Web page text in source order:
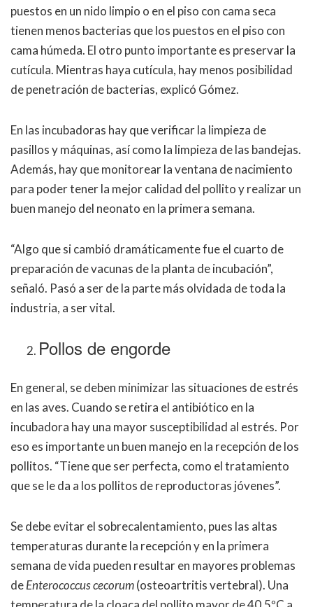
puestos en un nido limpio o en el piso con cama seca
tienen menos bacterias que los puestos en el piso con
cama húmeda. El otro punto importante es preservar la
cutícula. Mientras haya cutícula, hay menos posibilidad
de penetración de bacterias, explicó Gómez.
En las incubadoras hay que verificar la limpieza de
pasillos y máquinas, así como la limpieza de las bandejas.
Además, hay que monitorear la ventana de nacimiento
para poder tener la mejor calidad del pollito y realizar un
buen manejo del neonato en la primera semana.
“Algo que si cambió dramáticamente fue el cuarto de
preparación de vacunas de la planta de incubación”,
señaló. Pasó a ser de la parte más olvidada de toda la
industria, a ser vital.
Pollos de engorde
En general, se deben minimizar las situaciones de estrés
en las aves. Cuando se retira el antibiótico en la
incubadora hay una mayor susceptibilidad al estrés. Por
eso es importante un buen manejo en la recepción de los
pollitos. “Tiene que ser perfecta, como el tratamiento
que se le da a los pollitos de reproductoras jóvenes”.
Se debe evitar el sobrecalentamiento, pues las altas
temperaturas durante la recepción y en la primera
semana de vida pueden resultar en mayores problemas
deEnterococcus cecorum(osteoartritis vertebral). Una